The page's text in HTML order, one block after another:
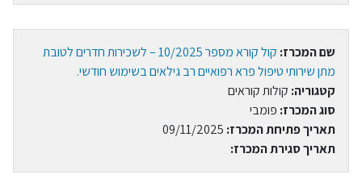
שם המכרז:
קול קורא מספר 10/2025 – לשכירות חדרים לטובת
מתן שירותי טיפול פרא רפואיים רב גילאים בשימוש חודשי.
קטגוריה: קולות קוראים
סוג המכרז: פומבי
תאריך פתיחת המכרז: 09/11/2025
תאריך סגירת המכרז: